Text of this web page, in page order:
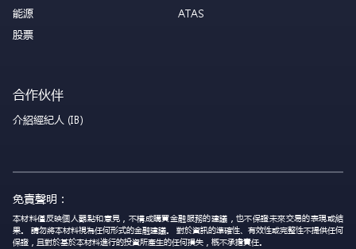
能源
股票
ATAS
合作伙伴
介紹經紀人 (IB)
免責聲明：
本材料僅反映個人觀點和意見，不構成購買金融服務的建議，也不保證未來交易的表現或結
果。 請勿將本材料視為任何形式的金融建議。 對於資訊的準確性、有效性或完整性不提供任何
保證，且對於基於本材料進行的投資所產生的任何損失，概不承擔責任。